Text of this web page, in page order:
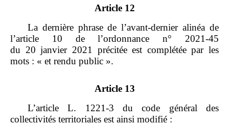
Article 12
La dernière phrase de l’avant‑dernier alinéa de
l’article 10 de l’ordonnance n° 2021‑45
du 20 janvier 2021 précitée est complétée par les
mots : « et rendu public ».
Article 13
L’article L. 1221‑3 du code général des
collectivités territoriales est ainsi modifié :